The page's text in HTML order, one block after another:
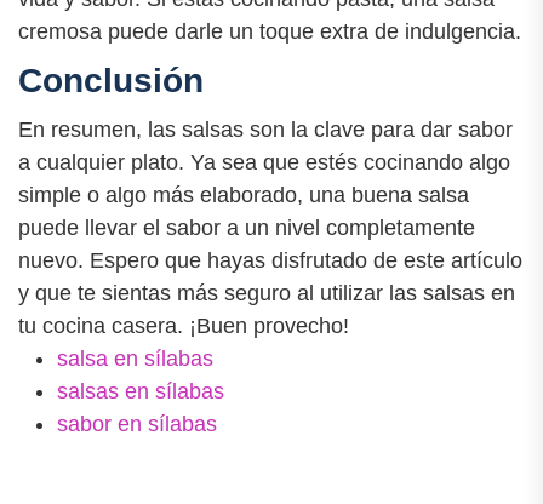
cremosa puede darle un toque extra de indulgencia.
Conclusión
En resumen, las salsas son la clave para dar sabor
a cualquier plato. Ya sea que estés cocinando algo
simple o algo más elaborado, una buena salsa
puede llevar el sabor a un nivel completamente
nuevo. Espero que hayas disfrutado de este artículo
y que te sientas más seguro al utilizar las salsas en
tu cocina casera. ¡Buen provecho!
salsa en sílabas
salsas en sílabas
sabor en sílabas